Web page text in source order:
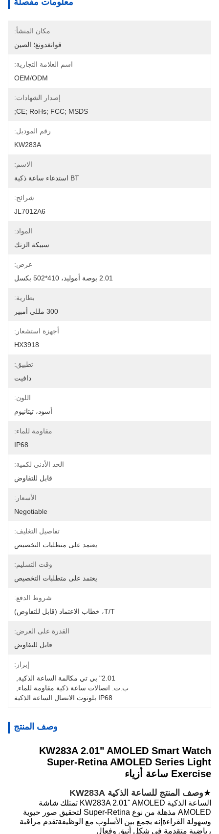
معلومات مفصلة
مكان المنشأ:
قوانغدونغ؛ الصين
اسم العلامة التجارية:
OEM/ODM
إصدار الشهادات:
CE; RoHs; FCC; MSDS;
رقم الموديل:
KW283A
الاسم:
BT استدعاء ساعة ذكية
شرائح:
JL7012A6
المواد:
سبيكة الزنك
عرض:
2.01 بوصة أموليد، 410*502 بكسل
بطارية:
300 مللي أمبير
أجهزة استشعار:
HX3918
تطبيق:
دافيت
اللون:
أسود، تيتانيوم
مقاومة للماء:
IP68
الحد الأدنى لكمية:
قابل للتفاوض
الأسعار:
Negotiable
تفاصيل التغليف:
يعتمد على متطلبات التخصيص
وقت التسليم:
يعتمد على متطلبات التخصيص
شروط الدفع:
T/T، خطاب الاعتماد (قابل للتفاوض)
القدرة على العرض:
قابل للتفاوض
إبراز:
2.01" بي تي مكالمة الساعة الذكية
ب.ت. اتصالات ساعة ذكية مقاومة للماء
IP68 بلوتوث الاتصال الساعة الذكية
وصف المنتج
KW283A 2.01" AMOLED Smart Watch
Super-Retina AMOLED Series Light
Exercise ساعة أزياء
★وصف المنتج للساعة الذكية KW283A
الساعة الذكية KW283A 2.01" AMOLED تمتلك شاشة
AMOLED مذهلة من نوع Super-Retina لتحقيق صور حيوية
وسهولة القراءةإنه يجمع بين الأسلوب مع الوظيفةتقدم مراقبة
رياضية متقدمة في شكل أنيق وفعال